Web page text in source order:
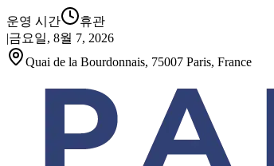
운영 시간
휴관
|금요일, 8월 7, 2026
Quai de la Bourdonnais, 75007 Paris, France